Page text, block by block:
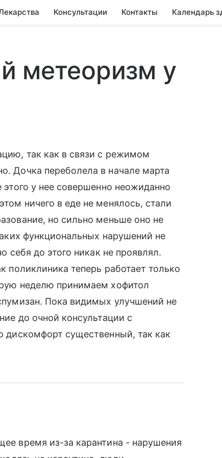
Консультации Контакты Календарь
метеоризм у
так как в связи с режимом
Дочка переболела в начале марта
у нее совершенно неожиданно
ничего в еде не менялось, стали
но сильно меньше оно не
функциональных нарушений не
себя до этого никак не проявлял.
поликлиника теперь работает только
неделю принимаем хофитол
Пока видимых улучшений не
до очной консультации с
дискомфорт существенный, так как
время из-за карантина - нарушения